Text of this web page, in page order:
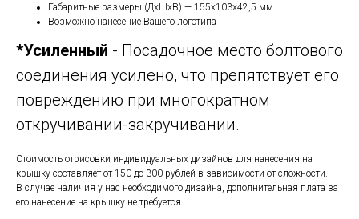
Габаритные размеры (ДхШхВ) — 155х103х42,5 мм.
Возможно нанесение Вашего логотипа
*Усиленный - Посадочное место болтового
соединения усилено, что препятствует его
повреждению при многократном
откручивании-закручивании.
Стоимость отрисовки индивидуальных дизайнов для нанесения на
крышку составляет от 150 до 300 рублей в зависимости от сложности.
В случае наличия у нас необходимого дизайна, дополнительная плата за
его нанесение на крышку не требуется.